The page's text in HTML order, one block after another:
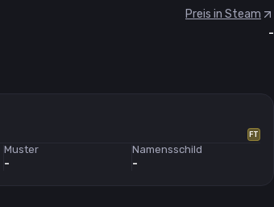
Preis in Steam
-
FT
Muster
-
Namensschild
-